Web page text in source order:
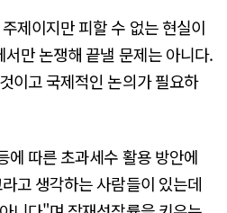
제이지만 피할 수 없는 현실이
만 논쟁해 끝낼 문제는 아니다.
이고 국제적인 논의가 필요하
에 따른 초과세수 활용 방안에
고 생각하는 사람들이 있는데